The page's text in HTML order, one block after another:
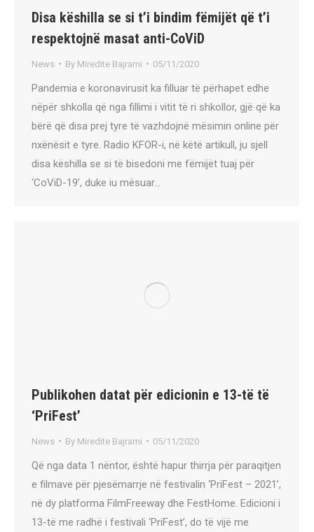
Disa këshilla se si t’i bindim fëmijët që t’i
respektojnë masat anti-CoViD
News By Miredite Bajrami 05/11/2020
Pandemia e koronavirusit ka filluar të përhapet edhe
nëpër shkolla që nga fillimi i vitit të ri shkollor, gjë që ka
bërë që disa prej tyre të vazhdojnë mësimin online për
nxënësit e tyre. Radio KFOR-i, në këtë artikull, ju sjell
disa këshilla se si të bisedoni me fëmijët tuaj për
‘CoViD-19’, duke iu mësuar…
Publikohen datat për edicionin e 13-të të
‘PriFest’
News By Miredite Bajrami 05/11/2020
Që nga data 1 nëntor, është hapur thirrja për paraqitjen
e filmave për pjesëmarrje në festivalin ‘PriFest – 2021’,
në dy platforma FilmFreeway dhe FestHome. Edicioni i
13-të me radhë i festivali ‘PriFest’, do të vijë me